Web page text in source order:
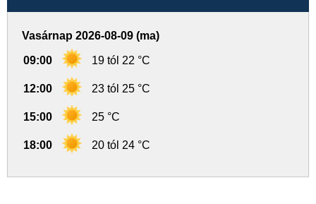
Vasárnap 2026-08-09 (ma)
09:00 19 tól 22 °C
12:00 23 tól 25 °C
15:00 25 °C
18:00 20 tól 24 °C